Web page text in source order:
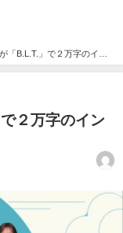
「B.L.T.」で２万字のイン
２万字のイン